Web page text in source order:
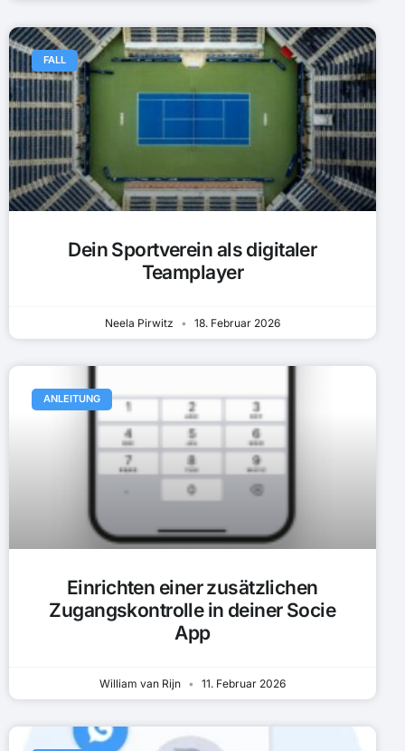
FALL
Dein Sportverein als digitaler
Teamplayer
Neela Pirwitz 18. Februar 2026
ANLEITUNG
Einrichten einer zusätzlichen
Zugangskontrolle in deiner Socie
App
William van Rijn 11. Februar 2026